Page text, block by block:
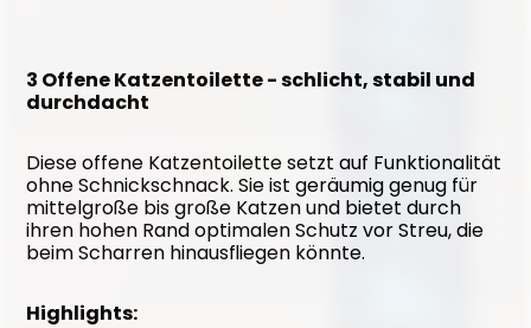
3 Offene Katzentoilette - schlicht, stabil und
durchdacht
Diese offene Katzentoilette setzt auf Funktionalität
ohne Schnickschnack. Sie ist geräumig genug für
mittelgroße bis große Katzen und bietet durch
ihren hohen Rand optimalen Schutz vor Streu, die
beim Scharren hinausfliegen könnte.
Highlights: